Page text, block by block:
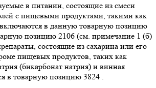
в питании, состоящие из смеси
с пищевыми продуктами, такими как
включаются в данную товарную позицию
позицию 2106 (см. примечание 1 (б)
состоящие из сахарина или его
пищевых продуктов, таких как
(бикарбонат натрия) и винная
в товарную позицию 3824 .